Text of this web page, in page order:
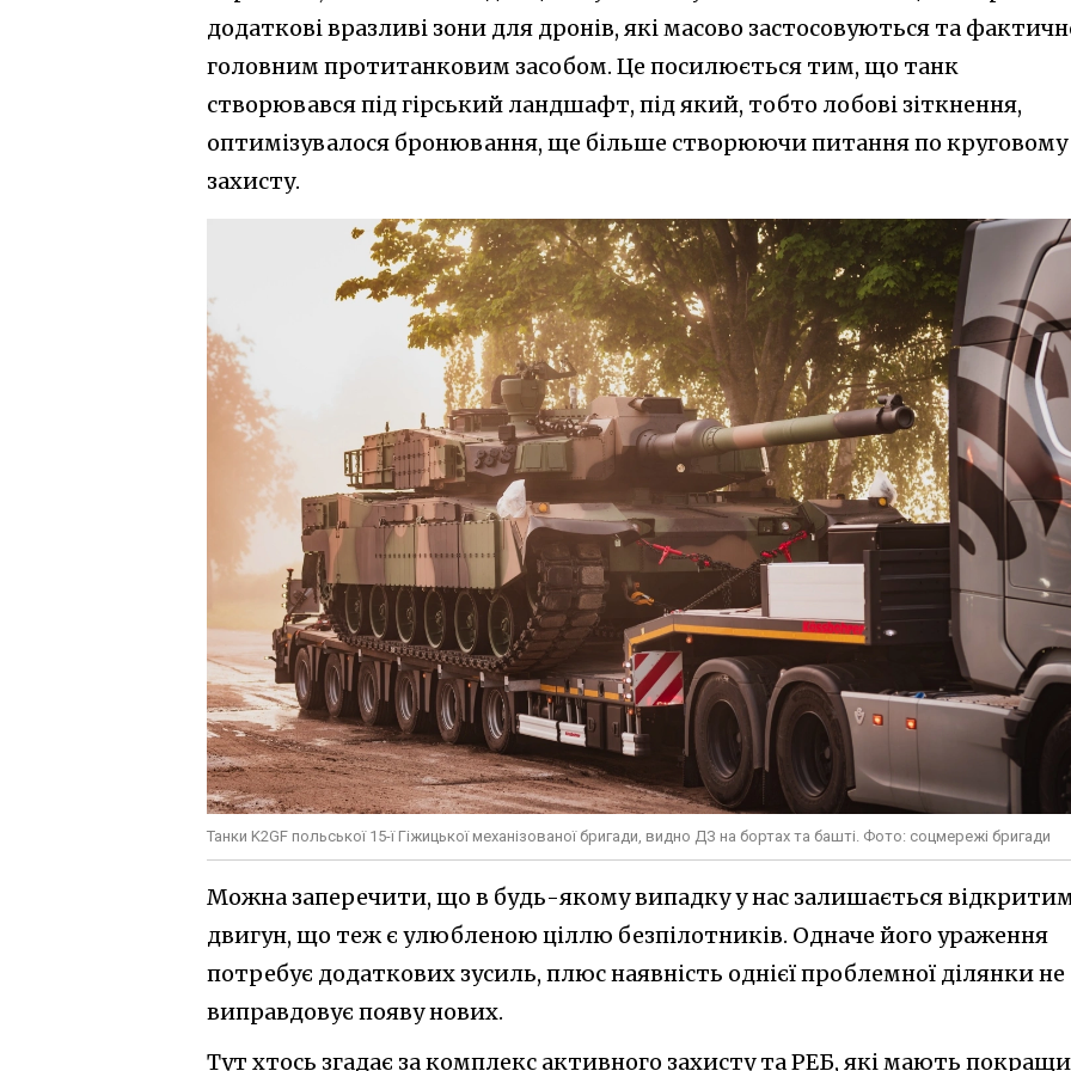
додаткові вразливі зони для дронів, які масово застосовуються та
головним протитанковим засобом. Це посилюється тим, що танк
створювався під гірський ландшафт, під який, тобто лобові зіткнення,
оптимізувалося бронювання, ще більше створюючи питання по круговому
захисту.
Танки K2GF польської 15-ї Гіжицької механізованої бригади, видно ДЗ на бортах та башті. Фото: соцмережі бригади
Можна заперечити, що в будь-якому випадку у нас залишається
двигун, що теж є улюбленою ціллю безпілотників. Одначе його ураження
потребує додаткових зусиль, плюс наявність однієї проблемної ділянки не
виправдовує появу нових.
Тут хтось згадає за комплекс активного захисту та РЕБ, які мають